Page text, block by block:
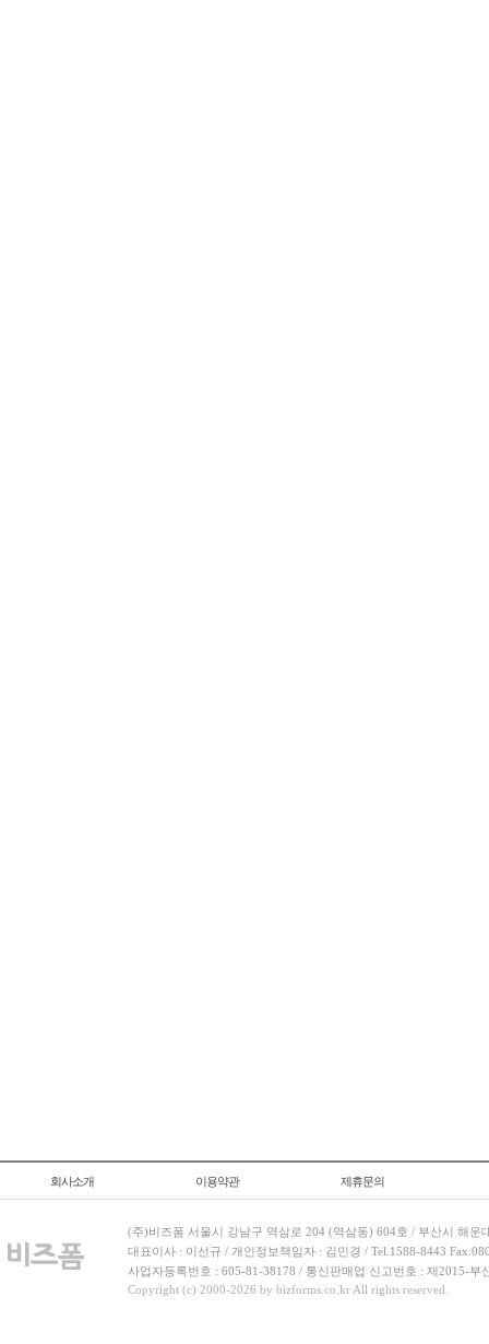
회사소개 이용약관 제휴문의
(주)비즈폼 서울시 강남구 역삼로 204 (역삼동) 604호 / 부산시 해운
대표이사 : 이선규 / 개인정보책임자 : 김민경 / Tel.1588-8443
사업자등록번호 : 605-81-38178 / 통신판매업 신고번호 : 제2015-부
Copyright (c) 2000-2026 by bizforms.co.kr All rights reserved.